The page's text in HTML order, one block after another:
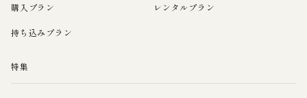
購入プラン レンタルプラン
持ち込みプラン
特集